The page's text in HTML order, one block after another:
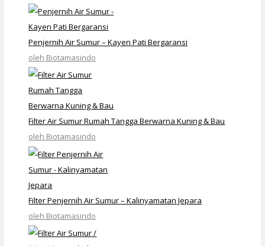
Penjernih Air Sumur – Kayen Pati Bergaransi
oleh Biotamasindo
Filter Air Sumur Rumah Tangga Berwarna Kuning & Bau
oleh Biotamasindo
Filter Penjernih Air Sumur – Kalinyamatan Jepara
oleh Biotamasindo